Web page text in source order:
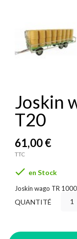
Joskin
T20
61,00 €
TTC
 en Stock
Joskin wago TR
QUANTITÉ